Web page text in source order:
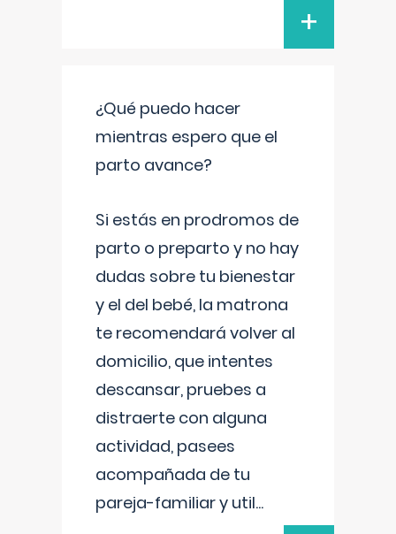
+
¿Qué puedo hacer
mientras espero que el
parto avance?
Si estás en prodromos de
parto o preparto y no hay
dudas sobre tu bienestar
y el del bebé, la matrona
te recomendará volver al
domicilio, que intentes
descansar, pruebes a
distraerte con alguna
actividad, pasees
acompañada de tu
pareja-familiar y util...